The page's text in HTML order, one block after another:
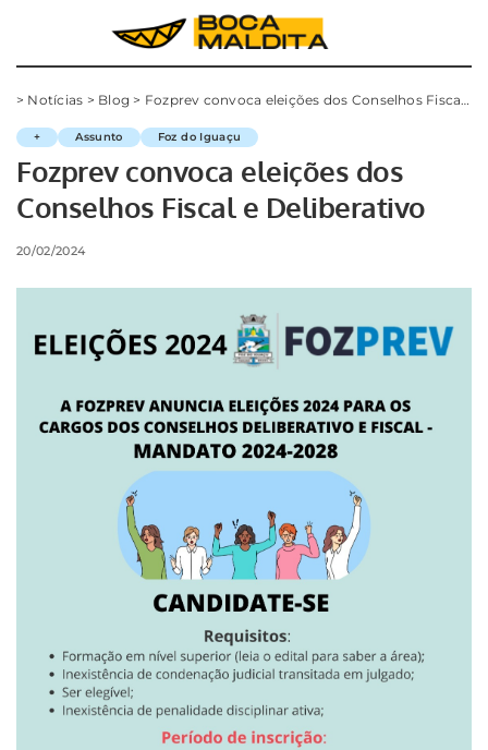
> Notícias > Blog > Fozprev convoca eleições dos Conselhos Fiscal e Deliberativo
+ Assunto Foz do Iguaçu
Fozprev convoca eleições dos
Conselhos Fiscal e Deliberativo
20/02/2024